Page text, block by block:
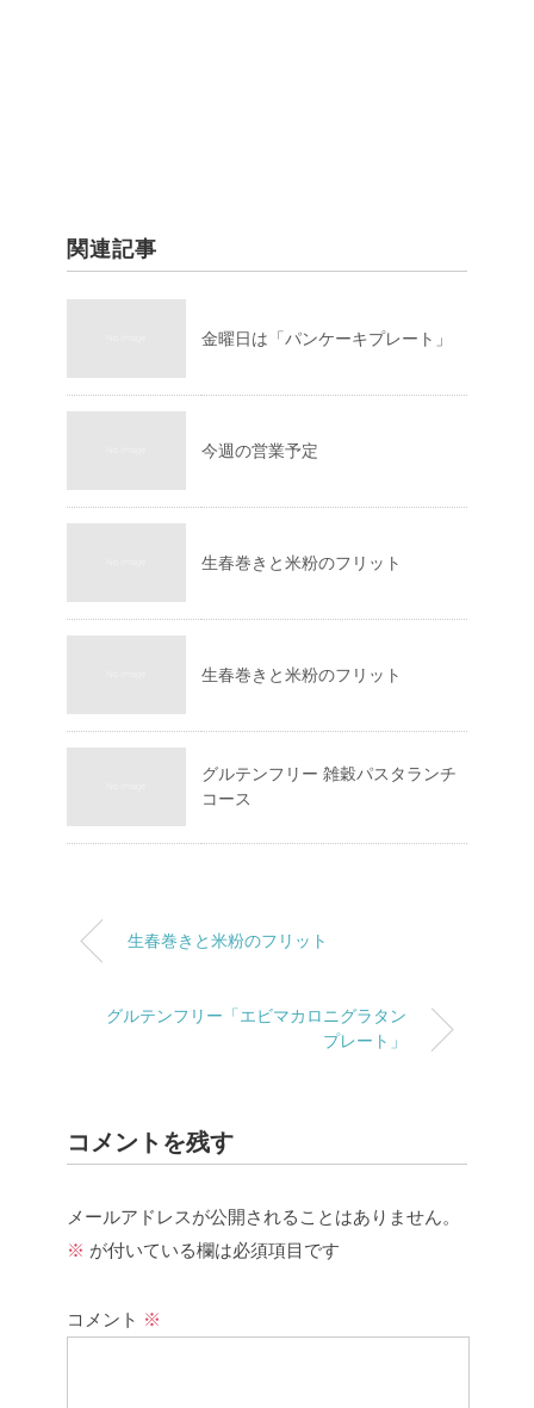
関連記事
金曜日は「パンケーキプレート」
今週の営業予定
生春巻きと米粉のフリット
生春巻きと米粉のフリット
グルテンフリー 雑穀パスタランチ
コース
生春巻きと米粉のフリット
グルテンフリー「エビマカロニグラタン
プレート」
コメントを残す
メールアドレスが公開されることはありません。
※ が付いている欄は必須項目です
コメント ※